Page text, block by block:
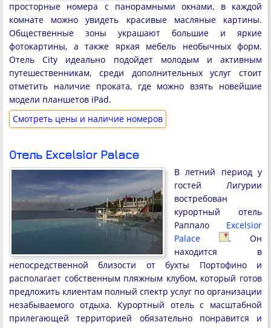
просторные номера с панорамными окнами, в каждой
комнате можно увидеть красивые масляные картины.
Общественные зоны украшают большие и яркие
фотокартины, а также яркая мебель необычных форм.
Отель City идеально подойдет молодым и активным
путешественникам, среди дополнительных услуг стоит
отметить наличие проката, где можно взять новейшие
модели планшетов iPad.
Cмотреть цены и наличие номеров
Отель Excelsior Palace
В летний период у
гостей Лигурии
востребован
курортный отель
Раппало Excelsior
Palace
. Он
находится в
непосредственной близости от бухты Портофино и
располагает собственным пляжным клубом, который готов
предложить клиентам полный спектр услуг по организации
незабываемого отдыха. Курортный отель с масштабной
прилегающей территорией обязательно понравится и